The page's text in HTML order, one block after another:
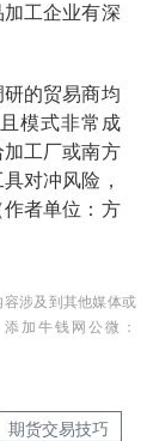
工企业有深
的贸易商均
模式非常成
工厂或南方
对冲风险，
者单位：方
容涉及到其他媒体或
加牛钱网公微：
期货交易技巧